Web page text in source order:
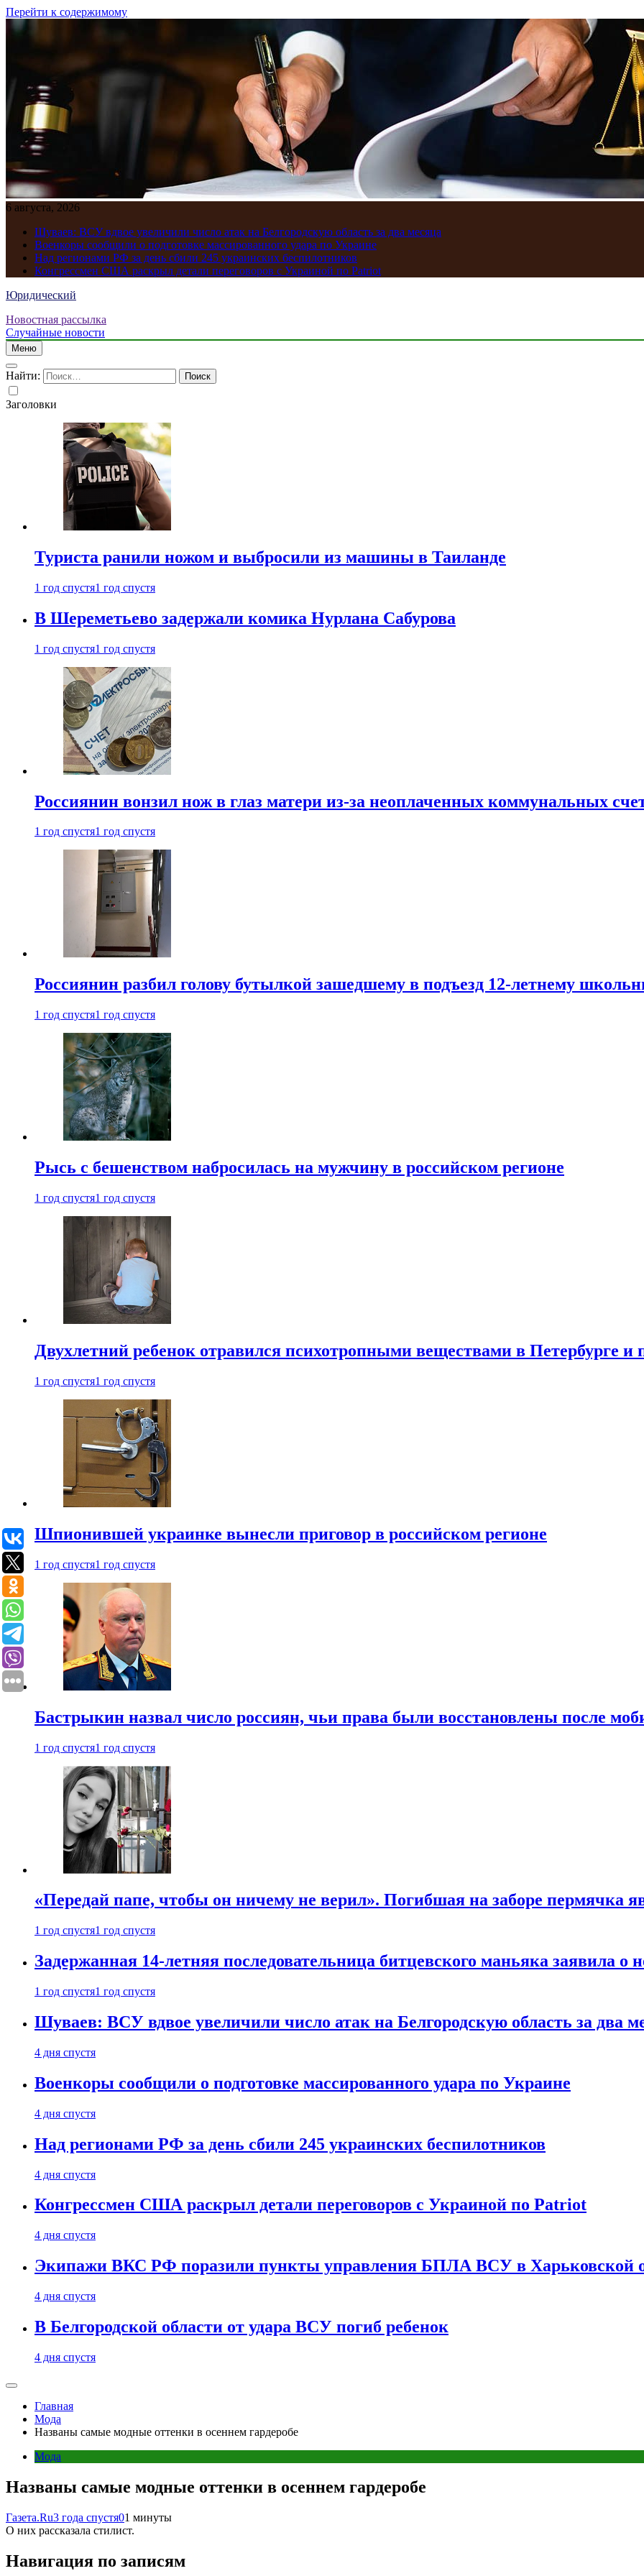
Перейти к содержимому
6 августа, 2026
Шуваев: ВСУ вдвое увеличили число атак на Белгородскую область за два месяца
Военкоры сообщили о подготовке массированного удара по Украине
Над регионами РФ за день сбили 245 украинских беспилотников
Конгрессмен США раскрыл детали переговоров с Украиной по Patriot
Юридический
Новостная рассылка
Случайные новости
Меню
Найти:
Заголовки
Туриста ранили ножом и выбросили из машины в Таиланде
1 год спустя1 год спустя
В Шереметьево задержали комика Нурлана Сабурова
1 год спустя1 год спустя
Россиянин вонзил нож в глаз матери из-за неоплаченных коммунальных
1 год спустя1 год спустя
Россиянин разбил голову бутылкой зашедшему в подъезд 12-летнему
1 год спустя1 год спустя
Рысь с бешенством набросилась на мужчину в российском регионе
1 год спустя1 год спустя
Двухлетний ребенок отравился психотропными веществами в Петербурге
1 год спустя1 год спустя
Шпионившей украинке вынесли приговор в российском регионе
1 год спустя1 год спустя
Бастрыкин назвал число россиян, чьи права были восстановлены после
1 год спустя1 год спустя
«Передай папе, чтобы он ничему не верил». Погибшая на заборе пермячка
1 год спустя1 год спустя
Задержанная 14-летняя последовательница битцевского маньяка заявила о
1 год спустя1 год спустя
Шуваев: ВСУ вдвое увеличили число атак на Белгородскую область за два
4 дня спустя
Военкоры сообщили о подготовке массированного удара по Украине
4 дня спустя
Над регионами РФ за день сбили 245 украинских беспилотников
4 дня спустя
Конгрессмен США раскрыл детали переговоров с Украиной по Patriot
4 дня спустя
Экипажи ВКС РФ поразили пункты управления БПЛА ВСУ в Харьковской
4 дня спустя
В Белгородской области от удара ВСУ погиб ребенок
4 дня спустя
Главная
Мода
Названы самые модные оттенки в осеннем гардеробе
Мода
Названы самые модные оттенки в осеннем гардеробе
Газета.Ru3 года спустя01 минуты
О них рассказала стилист.
Навигация по записям